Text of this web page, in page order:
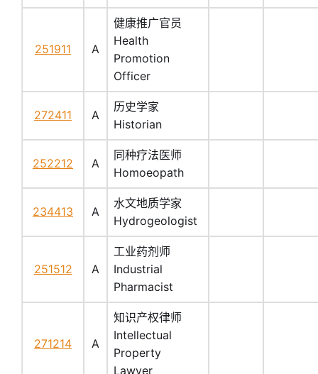
251911 A
健康推广官员
Health
Promotion
Officer
272411 A
历史学家
Historian
252212 A
同种疗法医师
Homoeopath
234413 A
水文地质学家
Hydrogeologist
251512 A
工业药剂师
Industrial
Pharmacist
271214 A
知识产权律师
Intellectual
Property
Lawyer